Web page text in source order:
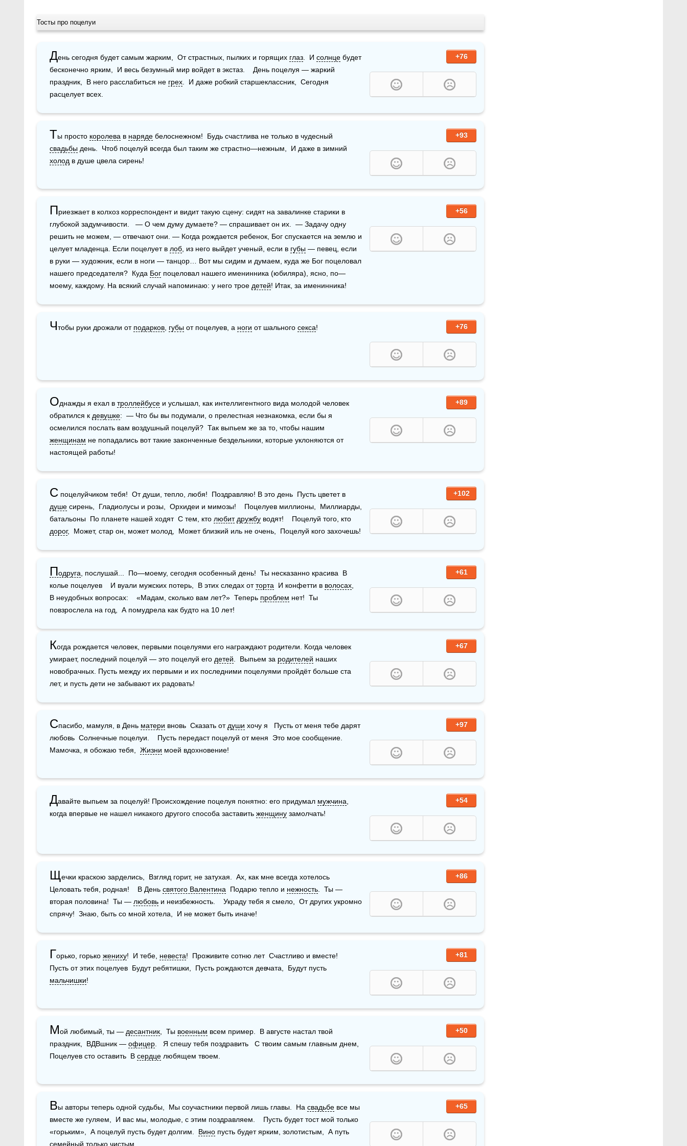
Тосты про поцелуи
+76
День сегодня будет самым жарким,  От страстных, пылких и горящих глаз .  И солнце будет
бесконечно ярким,  И весь безумный мир войдет в экстаз.    День поцелуя — жаркий
праздник,  В него расслабиться не грех .  И даже робкий старшеклассник,  Сегодня
расцелует всех.
+93
Ты просто королева в наряде
свадьбы
холод в душе цвела сирень!
+56
Приезжает в колхоз корреспондент и видит такую сцену: сидят на завалинке старики в
глубокой задумчивости.   — О чем думу думаете? — спрашивает он их.  — Задачу одну
решить не можем, — отвечают они. — Когда рождается ребенок, Бог спускается на землю и
целует младенца. Если поцелует в лоб , из него выйдет ученый, если в губы — певец, если
в руки — художник, если в ноги — танцор… Вот мы сидим и думаем, куда же Бог поцеловал
нашего председателя?  Куда Бог поцеловал нашего именинника (юбиляра), ясно, по—
моему, каждому. На всякий случай напоминаю: у него трое детей! Итак, за именинника!
+76
Чтобы руки дрожали от подарков губы от поцелуев, а ноги от шального секса!
+89
Однажды я ехал в троллейбусе и услышал, как интеллигентного вида молодой человек
обратился к девушке:  — Что бы вы подумали, о прелестная незнакомка, если бы я
женщинам не попадались вот такие законченные бездельники, которые уклоняются от
настоящей работы!
+102
С
душе сирень,  Гладиолусы и розы,  Орхидеи и мимозы!    Поцелуев миллионы,  Миллиарды,
батальоны  По планете нашей ходят  С тем, кто любит дружбу
дорог,  Может, стар он, может молод,  Может близкий иль не очень,  Поцелуй кого захочешь!
+61
Подруга , послушай...  По—моему, сегодня особенный день!  Ты несказанно красива  В
колье поцелуев    И вуали мужских потерь,  В этих следах от торта
  И конфетти в
волосах
В неудобных вопросах:    «Мадам, сколько вам лет?»  Теперь проблем нет!  Ты
повзрослела на год,  А помудрела как будто на 10 лет!
+67
Когда рождается человек, первыми поцелуями его награждают родители. Когда человек
умирает, последний поцелуй — это поцелуй его детей .  Выпьем за родителей наших
новобрачных. Пусть между их первыми и их последними поцелуями пройдёт больше ста
лет, и пусть дети не забывают их радовать!
+97
Спасибо, мамуля, в День матери вновь  Сказать от души хочу я   Пусть от меня тебе дарят
любовь  Солнечные поцелуи.    Пусть передаст поцелуй от меня  Это мое сообщение.
Мамочка, я обожаю тебя, Жизни моей вдохновение!
+54
Давайте выпьем за поцелуй! Происхождение поцелуя понятно: его придумал мужчина
когда впервые не нашел никакого другого способа заставить женщину замолчать!
+86
Щечки краскою зарделись,  Взгляд горит, не затухая.  Ах, как мне всегда хотелось
Целовать тебя, родная!    В День святого Валентина
  Подарю тепло и
нежность .  Ты —
вторая половина!  Ты — любовь и неизбежность.    Украду тебя я смело,  От других укромно
спрячу!  Знаю, быть со мной хотела,  И не может быть иначе!
+81
Горько, горько жениху!  И тебе, невеста!  Проживите сотню лет  Счастливо и вместе!
мальчишки!
+50
Мой любимый, ты — десантник ,  Ты военным всем пример.  В августе настал твой
праздник,  ВДВшник — офицер .   Я спешу тебя поздравить   С твоим самым главным днем,
Поцелуев сто оставить  В сердце любящем твоем.
+65
Вы авторы теперь одной судьбы,  Мы соучастники первой лишь главы.  На свадьбе все мы
вместе же гуляем,  И вас мы, молодые, с этим поздравляем.    Пусть будет тост мой только
«горьким»,  А поцелуй пусть будет долгим. Вино пусть будет ярким, золотистым,  А путь
семейный только чистым.